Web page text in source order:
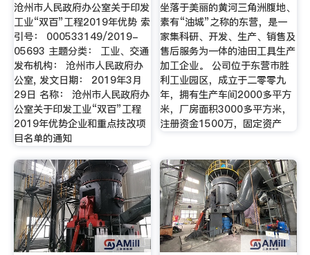
沧州市人民政府办公室关于印发
工业“双百”工程2019年优势 索
引号： 000533149/2019-
05693 主题分类： 工业、交通
发布机构： 沧州市人民政府办
公室, 发文日期： 2019年3月
29日 名称： 沧州市人民政府办
公室关于印发工业“双百”工程
2019年优势企业和重点技改项
目名单的通知
坐落于美丽的黄河三角洲腹地、
素有“油城”之称的东营，是一
家集科研、开发、生产、销售及
售后服务为一体的油田工具生产
加工企业。 公司位于东营市胜
利工业园区，成立于二零零九
年，拥有生产车间2000多平方
米，厂房面积3000多平方米，
注册资金1500万，固定资产